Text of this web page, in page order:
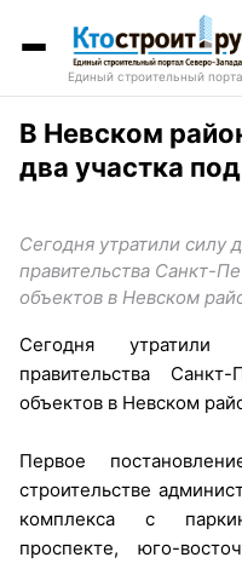
Единый строительный
В Невском
два участка
Сегодня утратили силу
правительства Санкт-
объектов в Невском
Сегодня утратили
правительства
объектов в Невском
Первое
строительстве
комплекса с
проспекте, юго-